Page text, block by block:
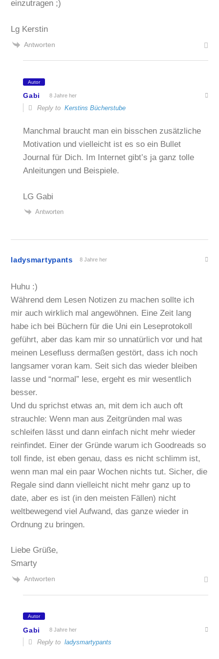
einzutragen ;)
Lg Kerstin
Antworten
Autor
Gabi 8 Jahre her
Reply toKerstins Bücherstube
Manchmal braucht man ein bisschen zusätzliche
Motivation und vielleicht ist es so ein Bullet
Journal für Dich. Im Internet gibt’s ja ganz tolle
Anleitungen und Beispiele.
LG Gabi
Antworten
ladysmartypants 8 Jahre her
Huhu :)
Während dem Lesen Notizen zu machen sollte ich
mir auch wirklich mal angewöhnen. Eine Zeit lang
habe ich bei Büchern für die Uni ein Leseprotokoll
geführt, aber das kam mir so unnatürlich vor und hat
meinen Lesefluss dermaßen gestört, dass ich noch
langsamer voran kam. Seit sich das wieder bleiben
lasse und “normal” lese, ergeht es mir wesentlich
besser.
Und du sprichst etwas an, mit dem ich auch oft
strauchle: Wenn man aus Zeitgründen mal was
schleifen lässt und dann einfach nicht mehr wieder
reinfindet. Einer der Gründe warum ich Goodreads so
toll finde, ist eben genau, dass es nicht schlimm ist,
wenn man mal ein paar Wochen nichts tut. Sicher, die
Regale sind dann vielleicht nicht mehr ganz up to
date, aber es ist (in den meisten Fällen) nicht
weltbewegend viel Aufwand, das ganze wieder in
Ordnung zu bringen.
Liebe Grüße,
Smarty
Antworten
Autor
Gabi 8 Jahre her
Reply toladysmartypants